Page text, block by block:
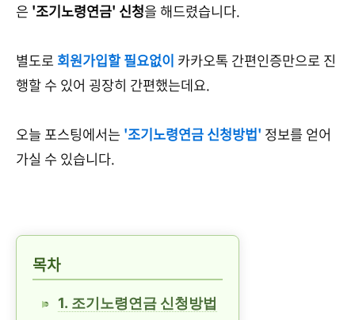
은 '조기노령연금' 신청을 해드렸습니다.
별도로 회원가입할 필요없이 카카오톡 간편인증만으로 진
행할 수 있어 굉장히 간편했는데요.
오늘 포스팅에서는'조기노령연금 신청방법' 정보를 얻어
가실 수 있습니다.
목차
1. 조기노령연금 신청방법